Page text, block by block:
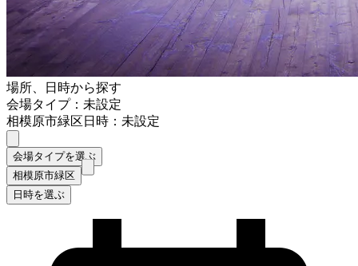
場所、日時から探す
会場タイプ：未設定
相模原市緑区日時：未設定
会場タイプを選ぶ
相模原市緑区
日時を選ぶ